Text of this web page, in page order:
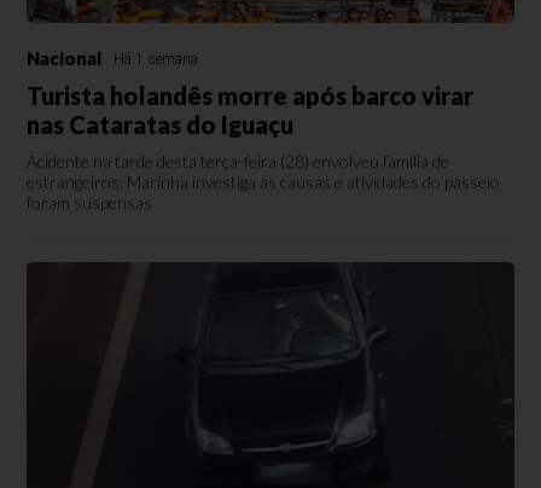
Nacional Há 1 semana
Turista holandês morre após barco virar
nas Cataratas do Iguaçu
Acidente na tarde desta terça-feira (28) envolveu família de
estrangeiros; Marinha investiga as causas e atividades do passeio
foram suspensas